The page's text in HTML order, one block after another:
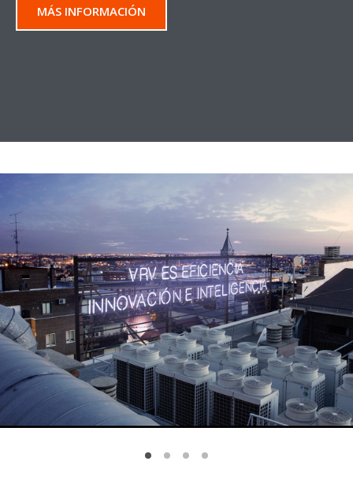
MÁS INFORMACIÓN